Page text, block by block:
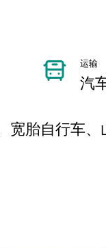
运输
汽
胎自行车